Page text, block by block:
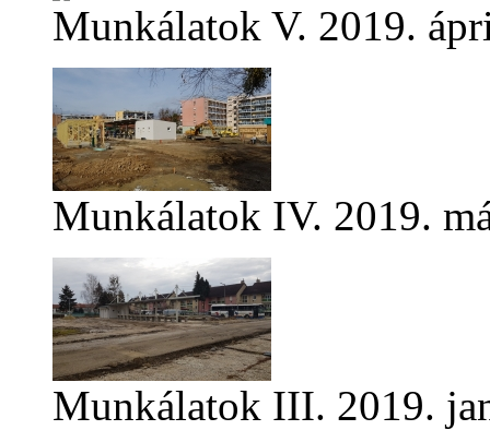
Munkálatok V. 2019.
Munkálatok IV. 2019.
Munkálatok III. 2019.